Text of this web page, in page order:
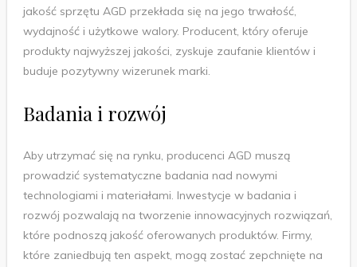
jakość sprzętu AGD przekłada się na jego trwałość,
wydajność i użytkowe walory. Producent, który oferuje
produkty najwyższej jakości, zyskuje zaufanie klientów i
buduje pozytywny wizerunek marki.
Badania i rozwój
Aby utrzymać się na rynku, producenci AGD muszą
prowadzić systematyczne badania nad nowymi
technologiami i materiałami. Inwestycje w badania i
rozwój pozwalają na tworzenie innowacyjnych rozwiązań,
które podnoszą jakość oferowanych produktów. Firmy,
które zaniedbują ten aspekt, mogą zostać zepchnięte na